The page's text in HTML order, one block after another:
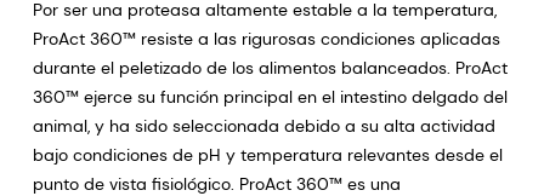
Por ser una proteasa altamente estable a la temperatura,
ProAct 360™ resiste a las rigurosas condiciones aplicadas
durante el peletizado de los alimentos balanceados. ProAct
360™ ejerce su función principal en el intestino delgado del
animal, y ha sido seleccionada debido a su alta actividad
bajo condiciones de pH y temperatura relevantes desde el
punto de vista fisiológico. ProAct 360™ es una